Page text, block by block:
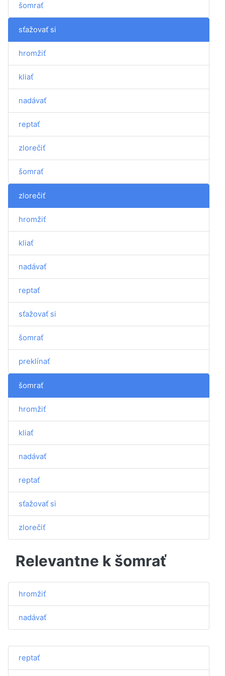
šomrať
sťažovať si
hromžiť
kliať
nadávať
reptať
zlorečiť
šomrať
zlorečiť
hromžiť
kliať
nadávať
reptať
sťažovať si
šomrať
preklínať
šomrať
hromžiť
kliať
nadávať
reptať
sťažovať si
zlorečiť
Relevantne k šomrať
hromžiť
nadávať
reptať